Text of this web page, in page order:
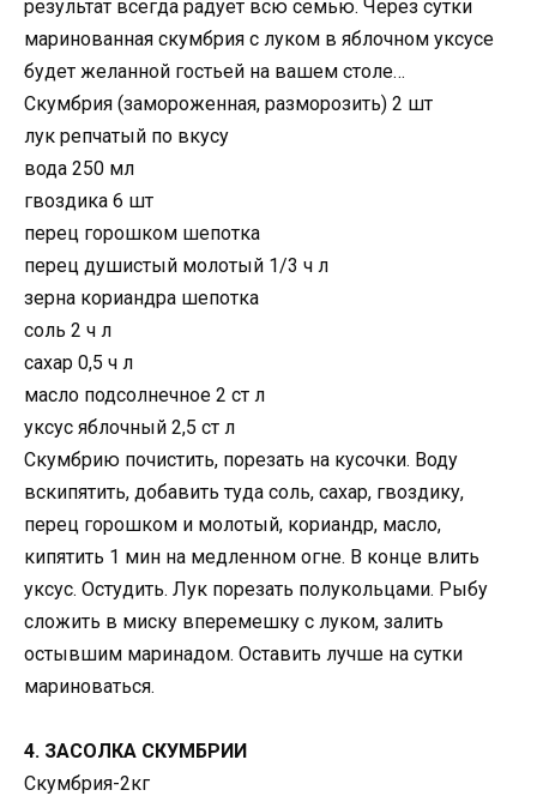
результат всегда радует всю семью. Через сутки
маринованная скумбрия с луком в яблочном уксусе
будет желанной гостьей на вашем столе…
Скумбрия (замороженная, разморозить) 2 шт
лук репчатый по вкусу
вода 250 мл
гвоздика 6 шт
перец горошком шепотка
перец душистый молотый 1/3 ч л
зерна кориандра шепотка
соль 2 ч л
сахар 0,5 ч л
масло подсолнечное 2 ст л
уксус яблочный 2,5 ст л
Скумбрию почистить, порезать на кусочки. Воду
вскипятить, добавить туда соль, сахар, гвоздику,
перец горошком и молотый, кориандр, масло,
кипятить 1 мин на медленном огне. В конце влить
уксус. Остудить. Лук порезать полукольцами. Рыбу
сложить в миску вперемешку с луком, залить
остывшим маринадом. Оставить лучше на сутки
мариноваться.
4. ЗАСОЛКА СКУМБРИИ
Скумбрия-2кг